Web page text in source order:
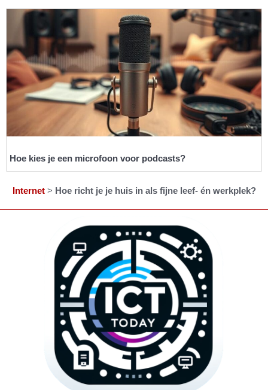
Hoe kies je een microfoon voor podcasts?
Internet> Hoe richt je je huis in als fijne leef- én werkplek?